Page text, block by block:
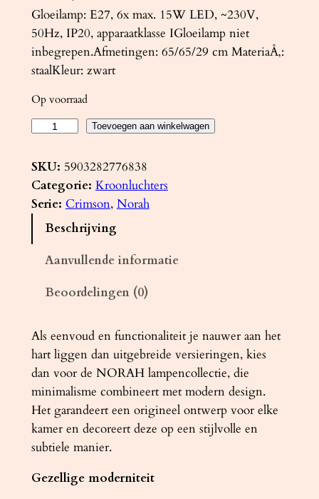
Gloeilamp: E27, 6x max. 15W LED, ~230V,
50Hz, IP20, apparaatklasse IGloeilamp niet
inbegrepen.Afmetingen: 65/65/29 cm MateriaÅ‚:
staalKleur: zwart
Op voorraad
o
o
n
r
N
O
R
A
H
6
z
Toevoegen aan winkelwagen
SKU: 5903282776838
Categorie: Kroonluchters
Serie: Crimson, Norah
Beschrijving
Aanvullende informatie
Beoordelingen (0)
Als eenvoud en functionaliteit je nauwer aan het
hart liggen dan uitgebreide versieringen, kies
dan voor de NORAH lampencollectie, die
minimalisme combineert met modern design.
Het garandeert een origineel ontwerp voor elke
kamer en decoreert deze op een stijlvolle en
subtiele manier.
Gezellige moderniteit